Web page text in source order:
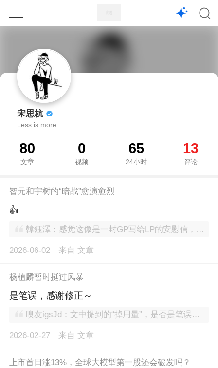
1X
宋思杭
Less is more
80
文章
0
视频
65
24小时
13
评论
智元和宇树的“暗战”愈演愈烈
👍
韓鈺澤：感觉这像是一封GP写给LP的安慰信，按照历史经验来看，当神话、希望这类词语出现的时候，通常意味着泡沫需要新的接盘侠了。目前两家公司都没有证明自己的商业化闭环，都没有证明自己能赚钱，而且行业也没有证明目前已经存在真实的需求了。 其实最让人感到不踏实的还是宇树的73天过会、智元的6+1裂变、擎天租的半年六轮，这些故事都太完美了。所以作为投资人我们可以让子弹再飞一会儿，等第一份年报出来了，看看那些5500台销量里有多少是真实回款，多少是渠道压货，多少是关联交易。如果现在就要进场，那一定要搞清楚六家子公司之间是否存在交叉持股、担保和资金拆借？智元本体向子公司采购和销售的定价是否公允呢？上纬新材原有业务与机器人业务的协同性具体体现在哪些合同上呢？
2026-06-02 来自 文章
杨植麟暂时挺过风暴
是笔误，感谢修正～
嗅友igsJd：文中提到的“掉用量”，是否是笔误，应该是“调用量”吧？如果不是，能解释科普一下么
2026-02-27 来自 文章
上市首日涨13%，全球大模型第一股还会破发吗？